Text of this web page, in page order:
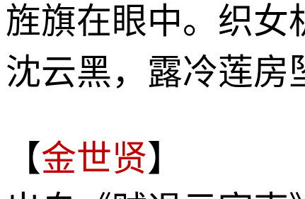
旌旗在眼中。织女
沈云黑，露冷莲房
【金世贤】